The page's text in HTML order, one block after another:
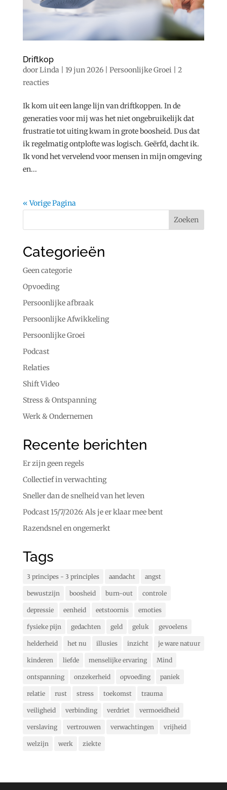
Driftkop
doorLinda 19 jun 2026| Persoonlijke Groei
2
reacties
Ik kom uit een lange lijn van driftkoppen. In de
generaties voor mij was het niet ongebruikelijk dat
frustratie tot uiting kwam in grote boosheid. Dus dat
ik regelmatig ontplofte was logisch. Geërfd, dacht ik.
Ik vond het vervelend voor mensen in mijn omgeving
en...
« Vorige Pagina
Categorieën
Geen categorie
Opvoeding
Persoonlijke afbraak
Persoonlijke Afwikkeling
Persoonlijke Groei
Podcast
Relaties
Shift Video
Stress & Ontspanning
Werk & Ondernemen
Recente berichten
Er zijn geen regels
Collectief in verwachting
Sneller dan de snelheid van het leven
Podcast 15/7/2026: Als je er klaar mee bent
Razendsnel en ongemerkt
Tags
3 principes - 3 principles aandacht angst
bewustzijn boosheid burn-out controle
depressie eenheid eetstoornis emoties
fysieke pijn gedachten geld geluk gevoelens
helderheid het nu illusies inzicht je ware natuur
kinderen liefde menselijke ervaring Mind
ontspanning onzekerheid opvoeding paniek
relatie rust stress toekomst trauma
veiligheid verbinding verdriet vermoeidheid
verslaving vertrouwen verwachtingen vrijheid
welzijn werk ziekte